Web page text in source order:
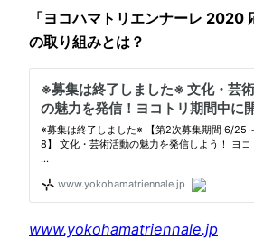
「ヨコハマトリエンナーレ 2020
の取り組みとは？
www.yokohamatriennale.jp